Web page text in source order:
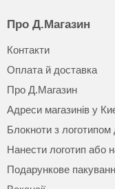
Про Д.Магазин
Контакти
Оплата й доставка
Про Д.Магазин
Адреси магазинів у
Блокноти з логотипом
Нанести логотип або
Подарункове